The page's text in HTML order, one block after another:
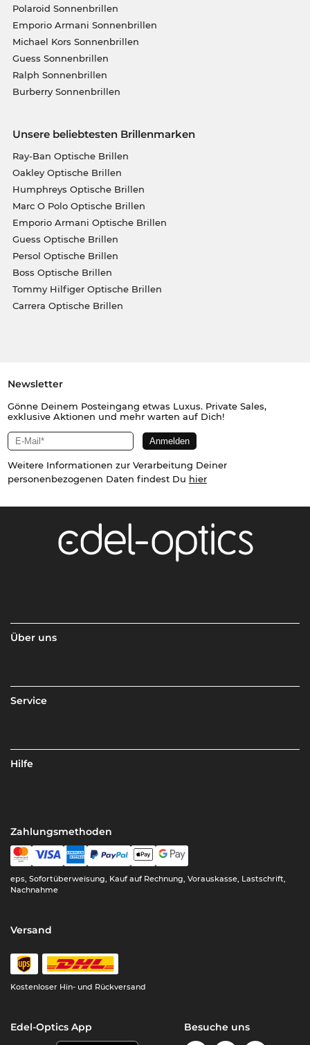
Polaroid Sonnenbrillen
Emporio Armani Sonnenbrillen
Michael Kors Sonnenbrillen
Guess Sonnenbrillen
Ralph Sonnenbrillen
Burberry Sonnenbrillen
Unsere beliebtesten Brillenmarken
Ray-Ban Optische Brillen
Oakley Optische Brillen
Humphreys Optische Brillen
Marc O Polo Optische Brillen
Emporio Armani Optische Brillen
Guess Optische Brillen
Persol Optische Brillen
Boss Optische Brillen
Tommy Hilfiger Optische Brillen
Carrera Optische Brillen
Newsletter
Gönne Deinem Posteingang etwas Luxus. Private Sales,
exklusive Aktionen und mehr warten auf Dich!
Weitere Informationen zur Verarbeitung Deiner
personenbezogenen Daten findest Du hier
Über uns
Service
Hilfe
Zahlungsmethoden
eps, Sofortüberweisung, Kauf auf Rechnung, Vorauskasse, Lastschrift,
Nachnahme
Versand
Kostenloser Hin- und Rückversand
Edel-Optics App Besuche uns